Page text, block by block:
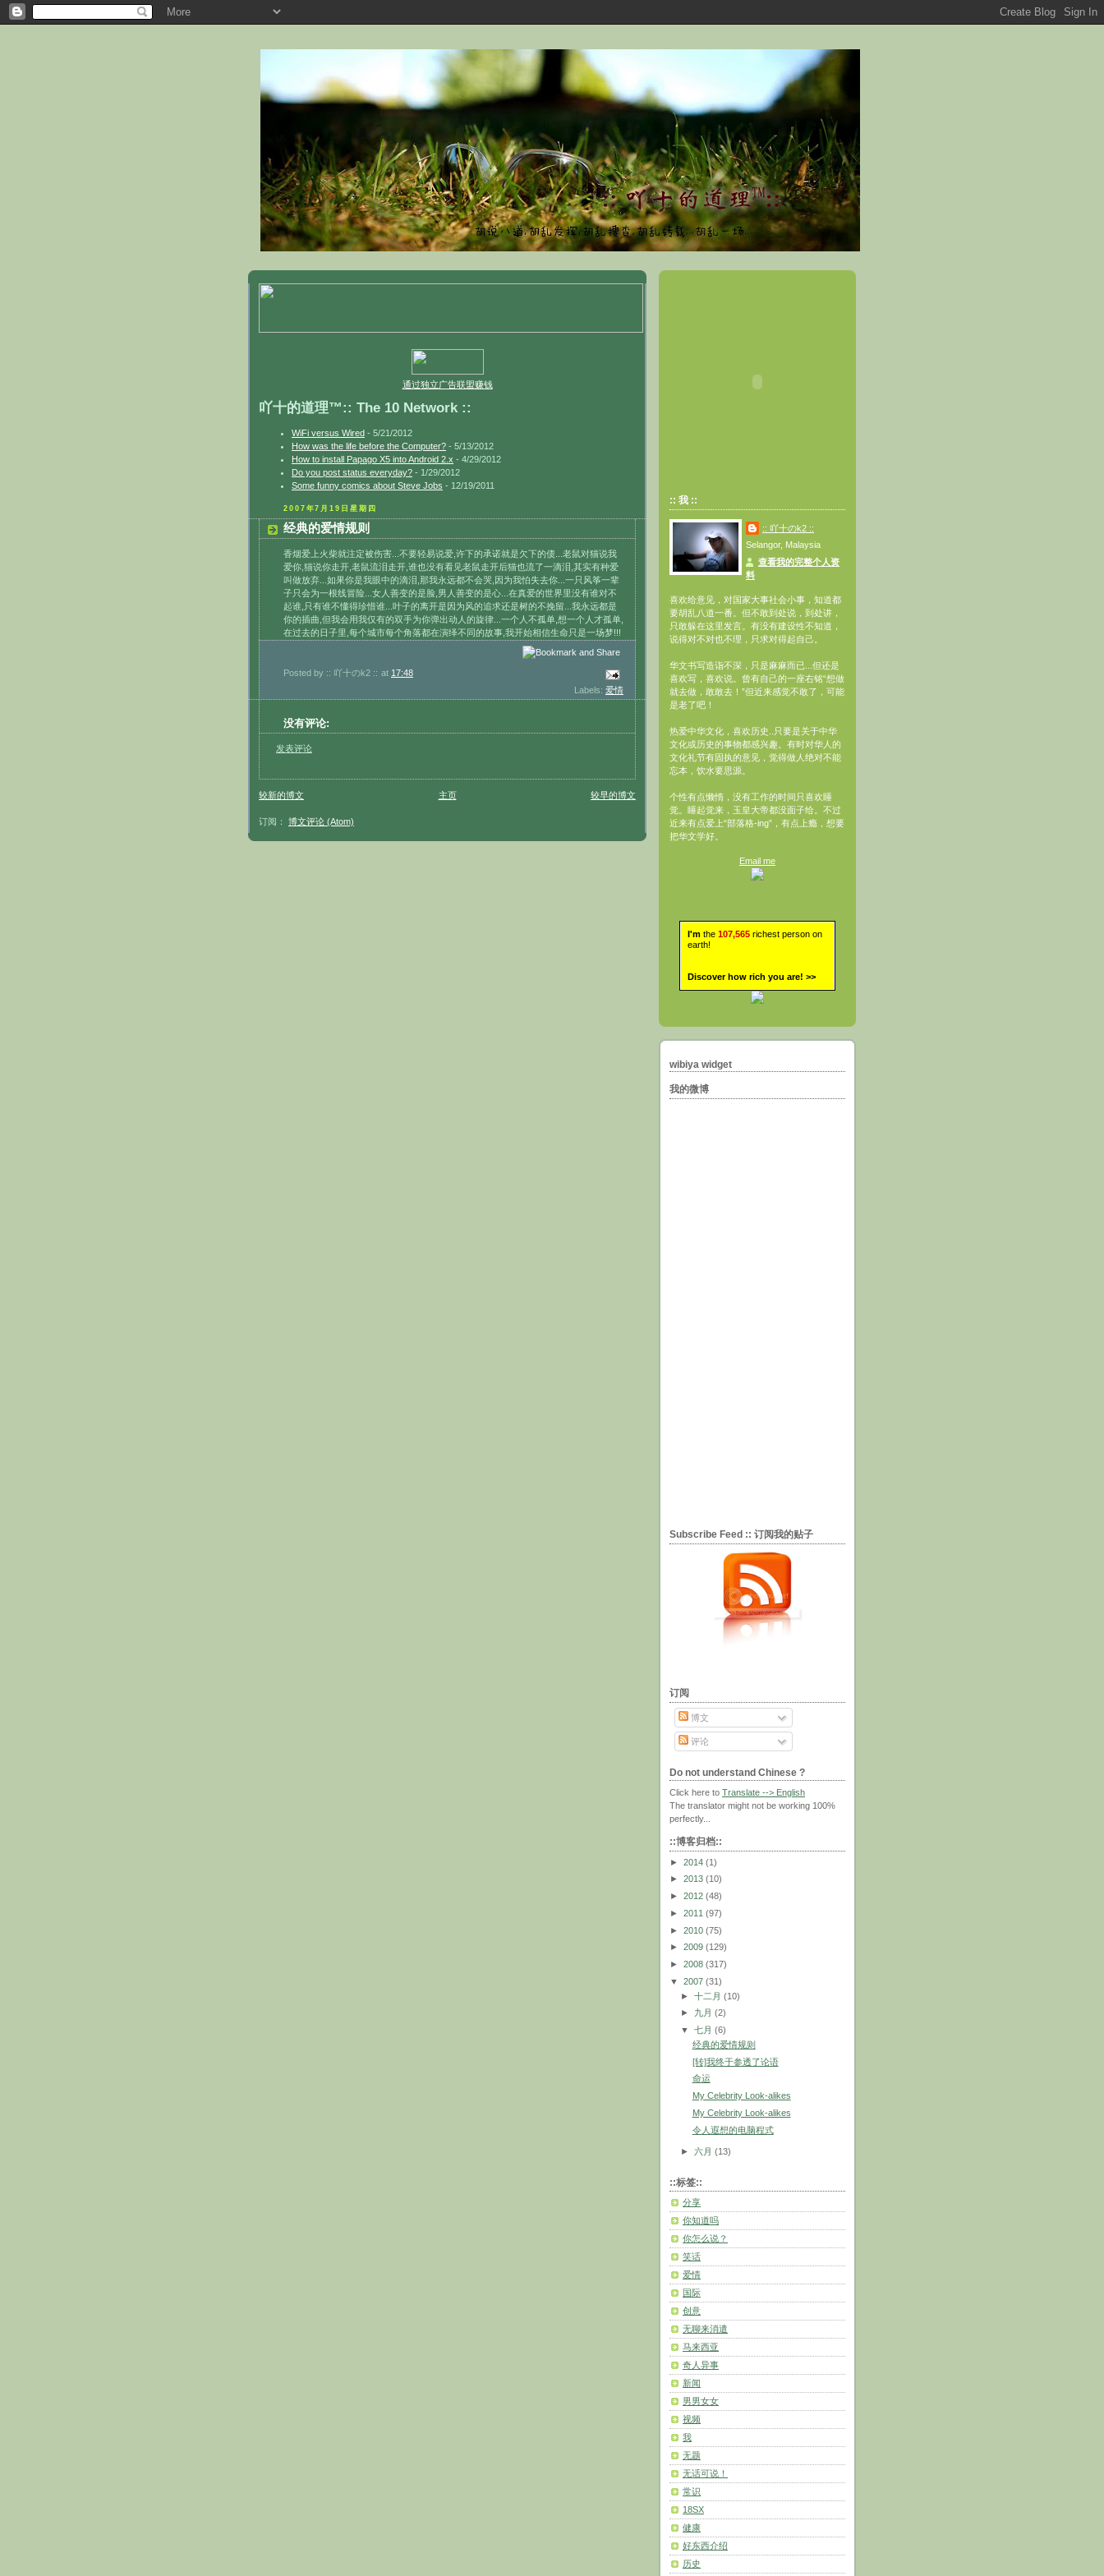
通过独立广告联盟赚钱
吖十的道理™:: The 10 Network ::
WiFi versus Wired - 5/21/2012
How was the life before the Computer? - 5/13/2012
How to install Papago X5 into Android 2.x - 4/29/2012
Do you post status everyday? - 1/29/2012
Some funny comics about Steve Jobs - 12/19/2011
2007年7月19日星期四
经典的爱情规则
香烟爱上火柴就注定被伤害...不要轻易说爱,许下的承诺就是欠下的债...老鼠对猫说我
爱你,猫说你走开,老鼠流泪走开,谁也没有看见老鼠走开后猫也流了一滴泪,其实有种爱
叫做放弃...如果你是我眼中的滴泪,那我永远都不会哭,因为我怕失去你...一只风筝一辈
子只会为一根线冒险...女人善变的是脸,男人善变的是心...在真爱的世界里没有谁对不
起谁,只有谁不懂得珍惜谁...叶子的离开是因为风的追求还是树的不挽留...我永远都是
你的插曲,但我会用我仅有的双手为你弹出动人的旋律...一个人不孤单,想一个人才孤单,
在过去的日子里,每个城市每个角落都在演绎不同的故事,我开始相信生命只是一场梦!!!
Posted by :: 吖十のk2 :: at 17:48
Labels: 爱情
没有评论:
发表评论
较新的博文 较早的博文
主页
订阅： 博文评论 (Atom)
:: 我 ::
:: 吖十のk2 ::
Selangor, Malaysia
查看我的完整个人资
料
喜欢给意见，对国家大事社会小事，知道都
要胡乱八道一番。但不敢到处说，到处讲，
只敢躲在这里发言。有没有建设性不知道，
说得对不对也不理，只求对得起自己。
华文书写造诣不深，只是麻麻而已...但还是
喜欢写，喜欢说。曾有自己的一座右铭“想做
就去做，敢敢去！”但近来感觉不敢了，可能
是老了吧！
热爱中华文化，喜欢历史..只要是关于中华
文化或历史的事物都感兴趣。有时对华人的
文化礼节有固执的意见，觉得做人绝对不能
忘本，饮水要思源。
个性有点懒惰，没有工作的时间只喜欢睡
觉。睡起觉来，玉皇大帝都没面子给。不过
近来有点爱上“部落格-ing”，有点上瘾，想要
把华文学好。
Email me
I'm the 107,565 richest person on
earth!
Discover how rich you are! >>
wibiya widget
我的微博
Subscribe Feed :: 订阅我的贴子
订阅
博文
评论
Do not understand Chinese ?
Click here to Translate --> English
The translator might not be working 100%
perfectly...
::博客归档::
► 2014 (1)
► 2013 (10)
► 2012 (48)
► 2011 (97)
► 2010 (75)
► 2009 (129)
► 2008 (317)
▼ 2007 (31)
►十二月(10)
► 九月(2)
▼七月(6)
经典的爱情规则
[转]我终于参透了论语
命运
My Celebrity Look-alikes
My Celebrity Look-alikes
令人遐想的电脑程式
►六月(13)
::标签::
分享
你知道吗
你怎么说？
笑话
爱情
国际
创意
无聊来消遣
马来西亚
奇人异事
新闻
男男女女
视频
我
无题
无话可说！
常识
18SX
健康
好东西介绍
历史